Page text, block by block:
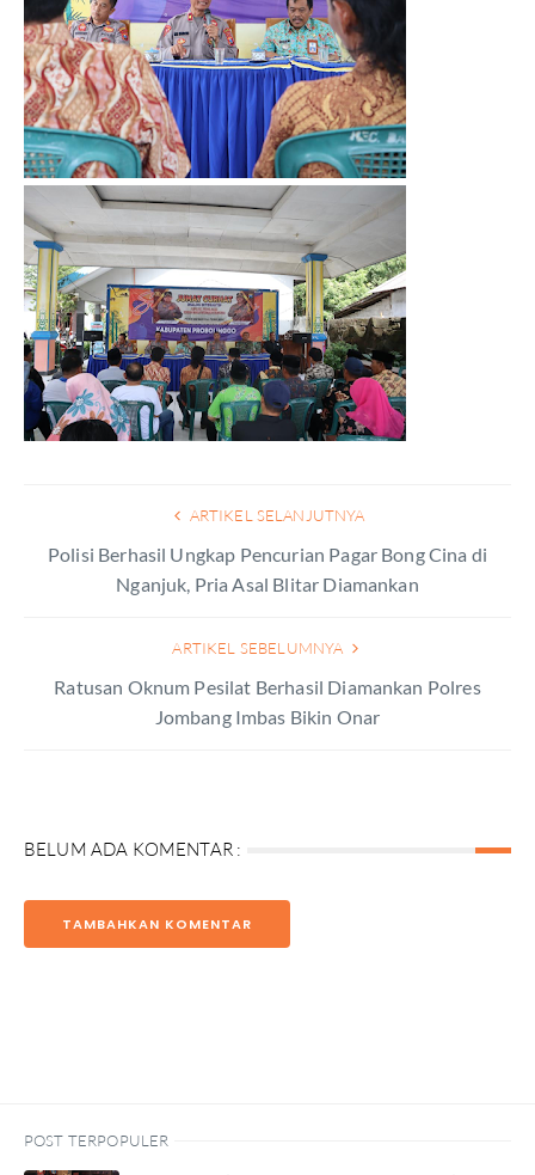
ARTIKEL SELANJUTNYA
Polisi Berhasil Ungkap Pencurian Pagar Bong Cina di
Nganjuk, Pria Asal Blitar Diamankan
ARTIKEL SEBELUMNYA
Ratusan Oknum Pesilat Berhasil Diamankan Polres
Jombang Imbas Bikin Onar
BELUM ADA KOMENTAR :
TAMBAHKAN KOMENTAR
POST TERPOPULER